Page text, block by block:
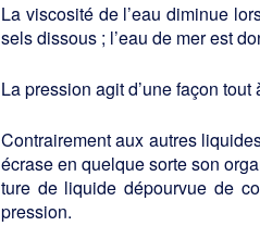
La viscosité de l’eau diminue
sels dissous ; l’eau de mer est
La pression agit d’une façon
Contrairement aux autres
écrase en quelque sorte son
ture de liquide dépourvue de
pression.